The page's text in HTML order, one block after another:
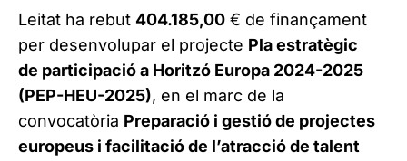
Leitat ha rebut 404.185,00 € de finançament
per desenvolupar el projecte Pla estratègic
de participació a Horitzó Europa 2024-2025
(PEP-HEU-2025), en el marc de la
convocatòria Preparació i gestió de projectes
europeus i facilitació de l’atracció de talent